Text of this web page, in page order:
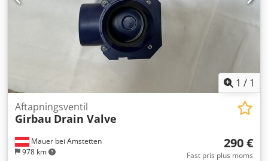
1 / 1
Mauer bei Amstetten
978 km
Aftapningsventil
Girbau Drain Valve
290 €
Fast pris plus moms